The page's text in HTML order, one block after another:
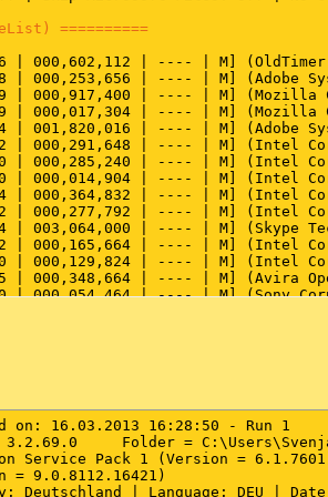
==========
| 000,602,112 | ---- | M]
| 000,253,656 | ---- | M] (Adobe
| 000,917,400 | ---- | M] (Mozilla
| 000,017,304 | ---- | M] (Mozilla
| 001,820,016 | ---- | M] (Adobe
| 000,291,648 | ---- | M] (Intel
| 000,285,240 | ---- | M] (Intel
| 000,014,904 | ---- | M] (Intel
| 000,364,832 | ---- | M] (Intel
| 000,277,792 | ---- | M] (Intel
| 003,064,000 | ---- | M] (Skype
| 000,165,664 | ---- | M] (Intel
| 000,129,824 | ---- | M] (Intel
| 000,348,664 | ---- | M] (Avira
| 000,054,464 | ---- | M] (Sony
| 000,391,632 | ---- | M] (Avira
| 000,183,432 | ---- | M] (Sony
| 000,065,464 | ---- | M] (Sony
| 000,473,960 | ---- | M] (Sony
| 000,693,608 | ---- | M] (Sony
| 000,158,880 | ---- | M] (Atheros)
| 000,138,392 | ---- | M] (Sony
| 000,960,160 | ---- | M] (Sony
16.03.2013 16:28:50 - Run 1
3.2.69.0     Folder =
Service Pack 1 (Version =
9.0.8112.16421)
Deutschland | Language: DEU | Date